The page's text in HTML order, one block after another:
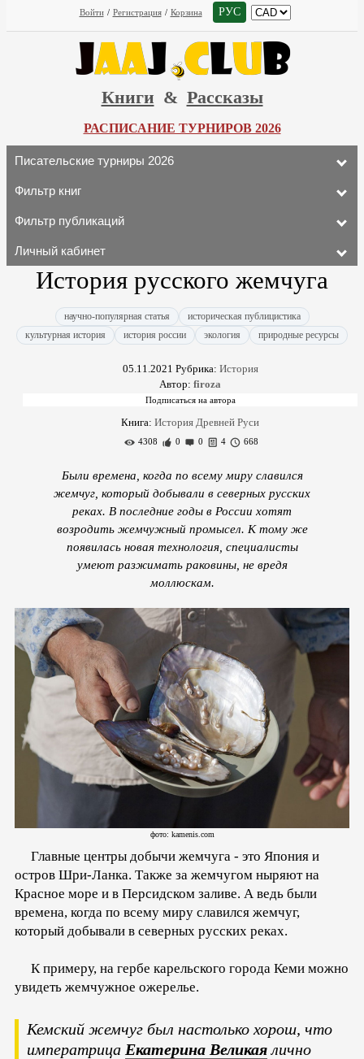
Войти / Регистрация / Корзина РУС
Книги & Рассказы
РАСПИСАНИЕ ТУРНИРОВ 2026
Писательские турниры 2026
Фильтр книг
Фильтр публикаций
Личный кабинет
История русского жемчуга
научно-популярная статья
историческая публицистика
культурная история
история россии экология природные ресурсы
05.11.2021 Рубрика: История
Автор: firoza
Книга: История Древней Руси
4308 0 0 4 668
Были времена, когда по всему миру славился
жемчуг, который добывали в северных русских
реках. В последние годы в России хотят
возродить жемчужный промысел. К тому же
появилась новая технология, специалисты
умеют разжимать раковины, не вредя
моллюскам.
фото: kamenis.com
Главные центры добычи жемчуга - это Япония и
остров Шри-Ланка. Также за жемчугом ныряют на
Красное море и в Персидском заливе. А ведь были
времена, когда по всему миру славился жемчуг,
который добывали в северных русских реках.
К примеру, на гербе карельского города Кеми можно
увидеть жемчужное ожерелье.
Кемский жемчуг был настолько хорош, что
императрица Екатерина Великаялично